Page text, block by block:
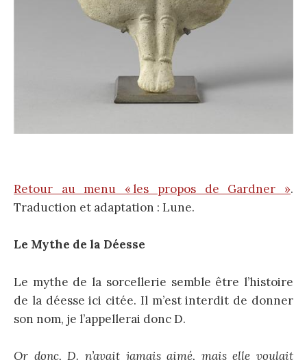
Retour au menu « les propos de Gardner ».
Traduction et adaptation : Lune.
Le Mythe de la Déesse
Le mythe de la sorcellerie semble être l’histoire
de la déesse ici citée. Il m’est interdit de donner
son nom, je l’appellerai donc D.
Or donc, D. n’avait jamais aimé, mais elle voulait